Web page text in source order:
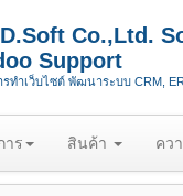
Co.,Ltd.
Support
รทำเว็บไซต์ พัฒนาระบบ CRM,
าร สินค้า คว